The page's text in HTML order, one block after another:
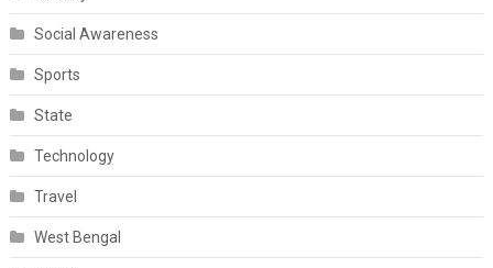
Social Awareness
Sports
State
Technology
Travel
West Bengal